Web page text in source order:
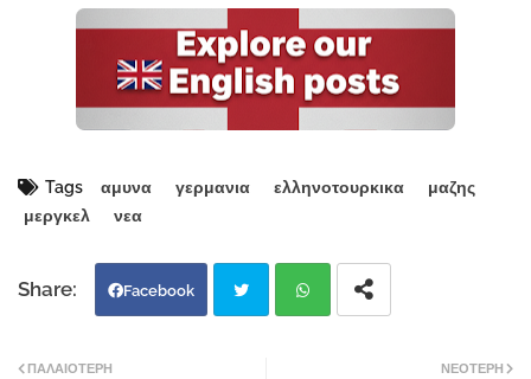
Tags αμυνα γερμανια ελληνοτουρκικα
μαζης
μεργκελ
νεα
Facebook
ΝΕΌΤΕΡΗ
ΠΑΛΑΙΌΤΕΡΗ